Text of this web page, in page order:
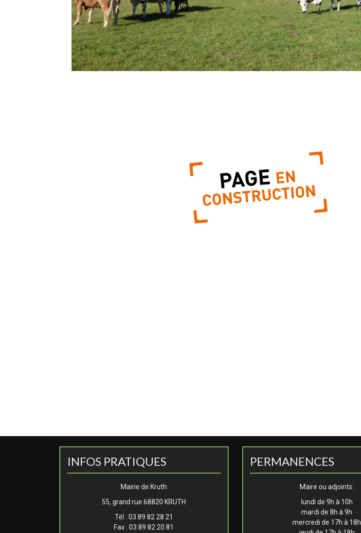
INFOS PRATIQUES
Mairie de Kruth
55, grand rue 68820 KRUTH
Tél : 03 89 82 28 21
Fax : 03 89 82 20 81
PERMANENCES
Maire ou adjoints:
lundi de 9h à 10h
mardi de 8h à 9h
mercredi de 17h à 18h